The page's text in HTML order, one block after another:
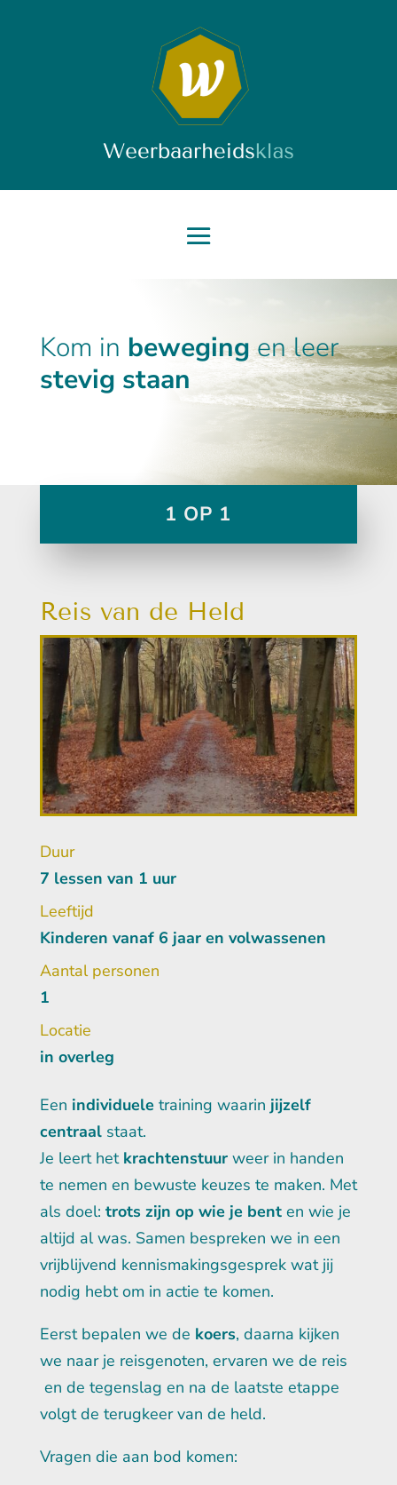
Kom in bewegingen leer
stevig staan
1 OP 1
Reis van de Held
Duur
7 lessen van 1 uur
Leeftijd
Kinderen vanaf 6 jaar en volwassenen
Aantal personen
1
Locatie
in overleg
Een individueletraining waarin jijzelf
centraalstaat.
Je leert het krachtenstuurweer in handen
te nemen en bewuste keuzes te maken. Met
als doel: trots zijn op wie je bent en wie je
altijd al was. Samen bespreken we in een
vrijblijvend kennismakingsgesprek wat jij
nodig hebt om in actie te komen.
Eerst bepalen we de koers, daarna kijken
we naar je reisgenoten, ervaren we de reis
en de tegenslag en na de laatste etappe
volgt de terugkeer van de held.
Vragen die aan bod komen: